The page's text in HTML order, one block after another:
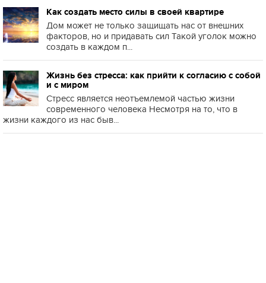
Как создать место силы в своей квартире
Дом может не только защищать нас от внешних
факторов, но и придавать сил Такой уголок можно
создать в каждом п...
Жизнь без стресса: как прийти к согласию с собой
и с миром
Стресс является неотъемлемой частью жизни
современного человека Несмотря на то, что в
жизни каждого из нас быв...